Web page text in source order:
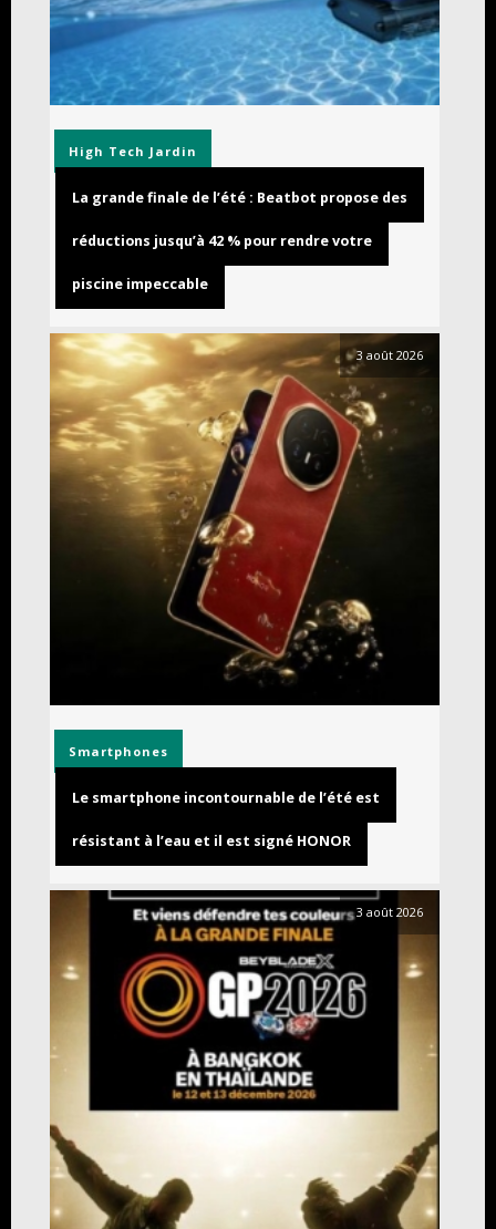
High Tech Jardin
La grande finale de l’été : Beatbot propose des
réductions jusqu’à 42 % pour rendre votre
piscine impeccable
3 août 2026
Smartphones
Le smartphone incontournable de l’été est
résistant à l’eau et il est signé HONOR
3 août 2026